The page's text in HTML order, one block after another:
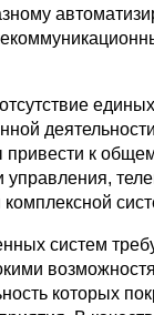
к
систем
которых